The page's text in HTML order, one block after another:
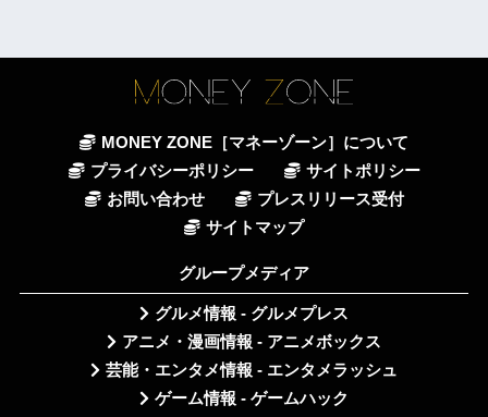
MONEY ZONE［マネーゾーン］について
プライバシーポリシー
サイトポリシー
お問い合わせ
プレスリリース受付
サイトマップ
グループメディア
グルメ情報 - グルメプレス
アニメ・漫画情報 - アニメボックス
芸能・エンタメ情報 - エンタメラッシュ
ゲーム情報 - ゲームハック